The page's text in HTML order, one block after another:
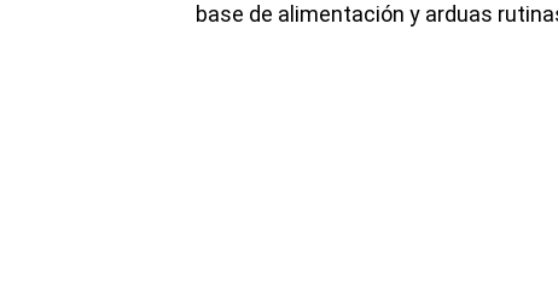
base de alimentación y arduas